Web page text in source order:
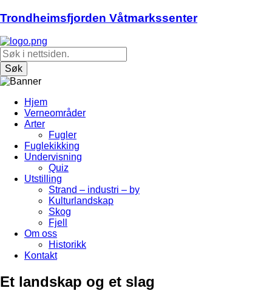
Trondheimsfjorden Våtmarkssenter
Hjem
Verneområder
Arter
Fugler
Fuglekikking
Undervisning
Quiz
Utstilling
Strand – industri – by
Kulturlandskap
Skog
Fjell
Om oss
Historikk
Kontakt
Et landskap og et slag